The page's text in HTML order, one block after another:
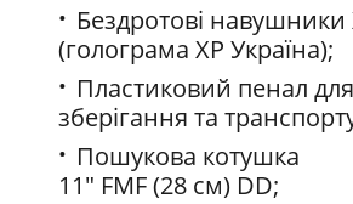
Бездротові навушники
(голограма XP Україна);
Пластиковий пенал для
зберігання та
Пошукова котушка
11" FMF (28 см) DD;